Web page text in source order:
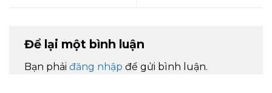
Để lại một bình luận
Bạn phải đăng nhập để gửi bình luận.